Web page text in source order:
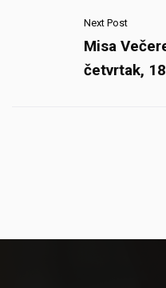
Next Post
Misa
četvrtak,